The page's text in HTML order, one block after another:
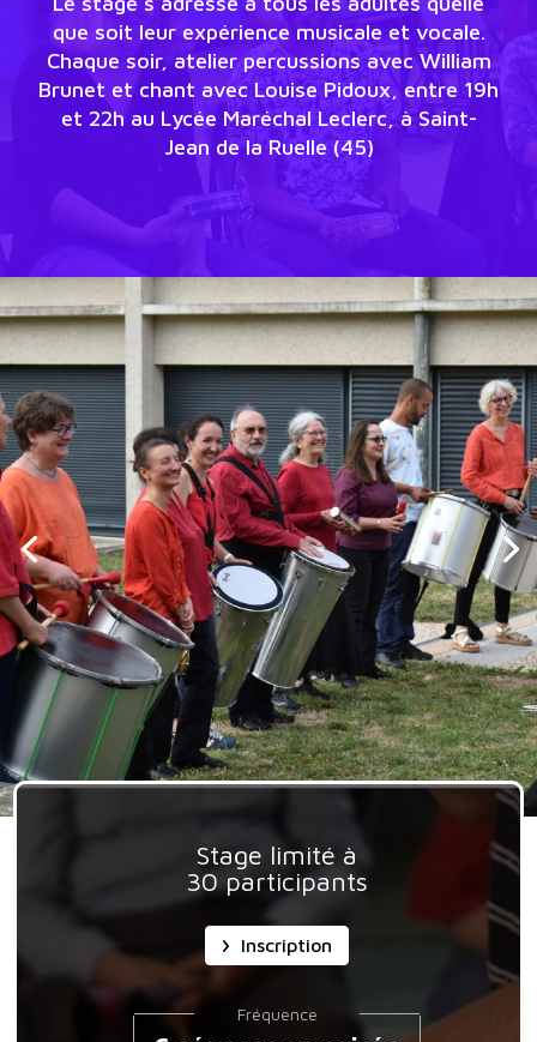
que soit leur expérience musicale et vocale.
Chaque soir, atelier percussions avec William
Brunet et chant avec Louise Pidoux, entre 19h
et 22h au Lycée Maréchal Leclerc, à Saint-
Jean de la Ruelle (45)
Stage limité à
30 participants
Inscription
Fréquence